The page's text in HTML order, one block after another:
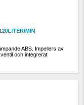
MIN
ABS. Impellers av
och integrerat